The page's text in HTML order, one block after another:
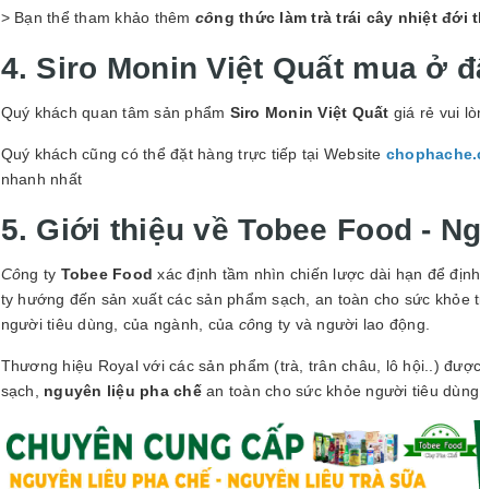
> Bạn thể tham khảo thêm công thức làm trà trái cây nhiệt đới
4. Siro Monin Việt Quất mua ở
Quý khách quan tâm sản phẩm Siro Monin Việt Quất giá rẻ vui
Quý khách cũng có thể đặt hàng trực tiếp tại Website
nhanh nhất
5. Giới thiệu về Tobee Food -
Công ty Tobee Food xác định tầm nhìn chiến lược dài hạn để
ty hướng đến sản xuất các sản phẩm sạch, an toàn cho sức
người tiêu dùng, của ngành, của công ty và người lao động.
Thương hiệu Royal với các sản phẩm (trà, trân châu, lô hội..)
sạch, nguyên liệu pha chếan toàn cho sức khỏe người tiêu dùng.